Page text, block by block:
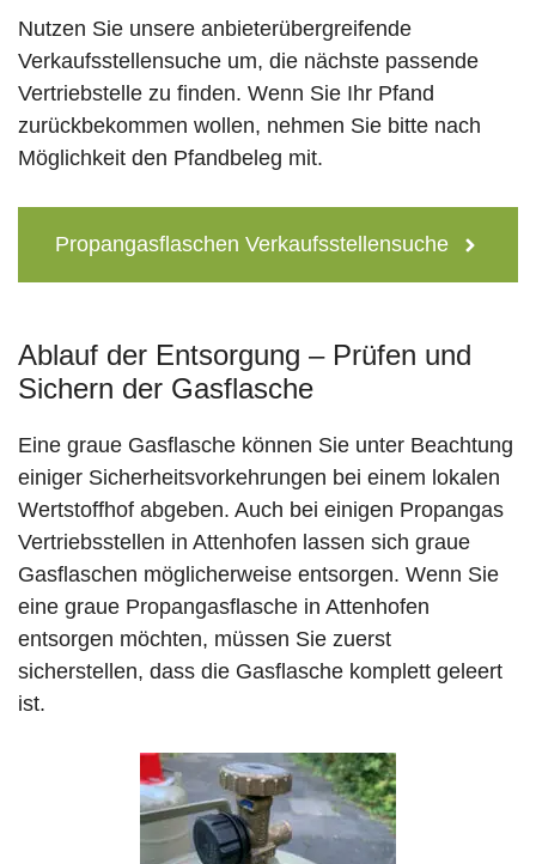
Nutzen Sie unsere anbieterübergreifende
Verkaufsstellensuche um, die nächste passende
Vertriebstelle zu finden. Wenn Sie Ihr Pfand
zurückbekommen wollen, nehmen Sie bitte nach
Möglichkeit den Pfandbeleg mit.
Propangasflaschen Verkaufsstellensuche
Ablauf der Entsorgung – Prüfen und
Sichern der Gasflasche
Eine graue Gasflasche können Sie unter Beachtung
einiger Sicherheitsvorkehrungen bei einem lokalen
Wertstoffhof abgeben. Auch bei einigen Propangas
Vertriebsstellen in Attenhofen lassen sich graue
Gasflaschen möglicherweise entsorgen. Wenn Sie
eine graue Propangasflasche in Attenhofen
entsorgen möchten, müssen Sie zuerst
sicherstellen, dass die Gasflasche komplett geleert
ist.